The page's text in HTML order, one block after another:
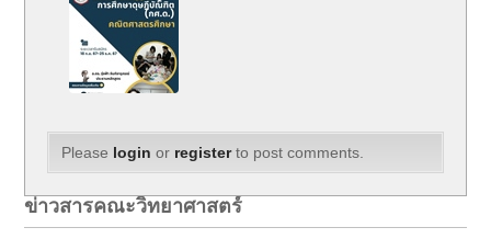
Please login or registerto post comments.
ข่าวสารคณะวิทยาศาสตร์